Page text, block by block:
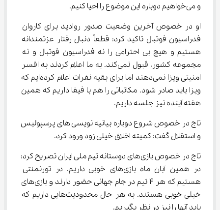
و می‌خواهیم دوباره این موضوع را احیا کنیم.
او در خصوص آخرین وضعیت صدور روادید برای کاروان
فدراسیون فوتبال تاکید کرد: قطعاً دنبال رفتار عزتمندانه
هستیم و هیچ بی احترامی را نه فدراسیون فوتبال و نه
مجموعه کشور، قبول نمی‌کند. به ما اعلام کردند به افسر
امنیتی ویزا نمی‌دهند اما برای بقیه نفرات اعلام کرده‌ایم که
ویزا باید صادر شود. مکاتباتی را هم با فیفا داریم که همین
هفته آینده نیز جلسه داریم.
تاج در خصوص شروع دوباره بیانیه نویسی های پرسپولیس
و استقلال گفت: کمیته اخلاق خیلی زود ورود کرد.
تاج در خصوص بازی‌های دوستانه تیم ملی ایران تصریح کرد:
در همین آبان ماه بازی‌های خوبی داریم. در تورنمنتی
هستیم که هر ۴ تیم در جام جهانی حضور دارند و بازی‌های
خیلی خوبی هستند. به هر حال محدودیت‌هایی داریم که
باید آنها را نیز در نظر بگیریم.